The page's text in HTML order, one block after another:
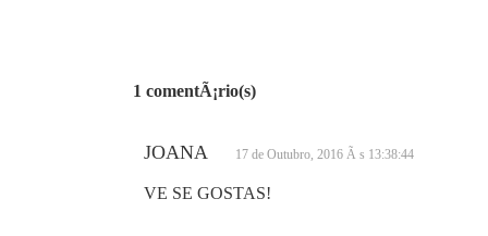
1 comentÃ¡rio(s)
JOANA 17 de Outubro, 2016 Ã s 13:38:44
VE SE GOSTAS!